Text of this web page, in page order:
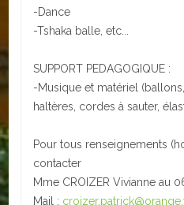
Loisirs et animations
Culturelles
-Dance
-Tshaka balle, etc...
SUPPORT PEDAGOGIQUE :
-Musique et matériel
haltères, cordes à sauter,
Pour tous renseignements
contacter
Mme CROIZER Vivianne au
Mail :